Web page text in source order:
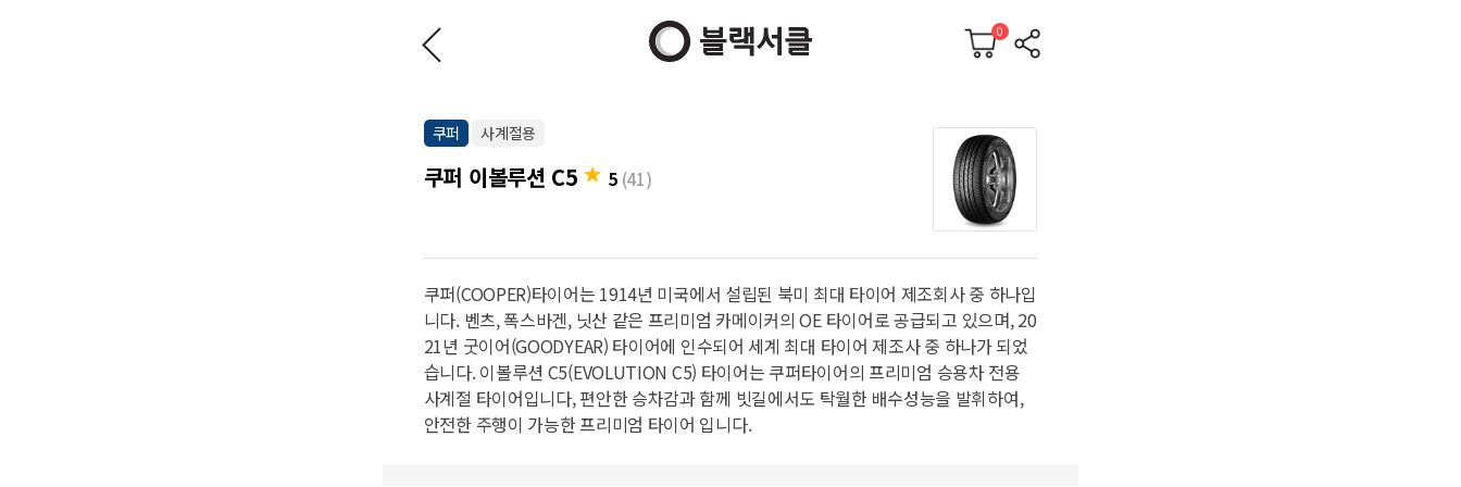
0
쿠퍼 사계절용
쿠퍼 이볼루션 C5 5 (41)
쿠퍼(COOPER)타이어는 1914년 미국에서 설립된 북미 최대 타이어 제조회사 중 하나입
니다. 벤츠, 폭스바겐, 닛산 같은 프리미엄 카메이커의 OE 타이어로 공급되고 있으며, 20
21년 굿이어(GOODYEAR) 타이어에 인수되어 세계 최대 타이어 제조사 중 하나가 되었
습니다. 이볼루션 C5(EVOLUTION C5) 타이어는 쿠퍼타이어의 프리미엄 승용차 전용
사계절 타이어입니다, 편안한 승차감과 함께 빗길에서도 탁월한 배수성능을 발휘하여,
안전한 주행이 가능한 프리미엄 타이어 입니다.